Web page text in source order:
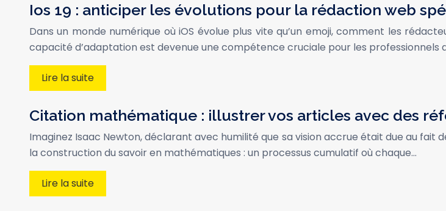
Ios 19 : anticiper les évolutions pour la rédaction web
Dans un monde numérique où iOS évolue plus vite qu’un emoji, comment les
capacité d’adaptation est devenue une compétence cruciale pour les professionnels
Lire la suite
Citation mathématique : illustrer vos articles avec des
Imaginez Isaac Newton, déclarant avec humilité que sa vision accrue était due au
la construction du savoir en mathématiques : un processus cumulatif où chaque…
Lire la suite